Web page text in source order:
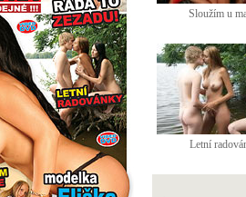
Sloužím u
Letní